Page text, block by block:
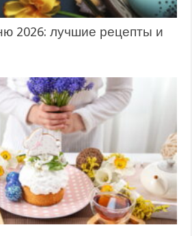
2026: лучшие рецепты и